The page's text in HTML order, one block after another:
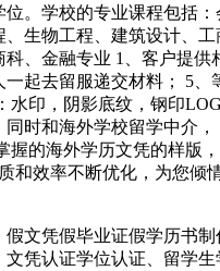
。学校的专业课程包括
生物工程、建筑设计、
、金融专业 1、客户提供
起去留服递交材料； 5
印，阴影底纹，钢印
时和海外学校留学中介
的海外学历文凭的样版
效率不断优化，为您倾
文凭假毕业证假学历书
凭认证学位认证、留学